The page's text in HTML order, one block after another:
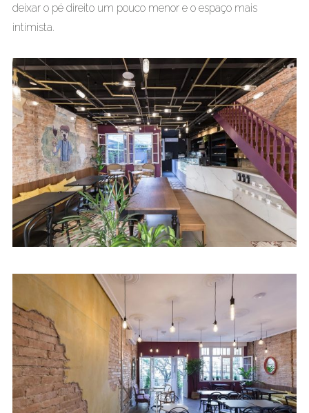
deixar o pé direito um pouco menor e o espaço mais
intimista.